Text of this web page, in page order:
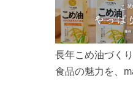
長年こめ油づく
食品の魅力を、